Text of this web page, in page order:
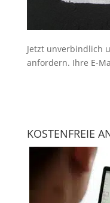
Jetzt unverbindlich
anfordern. Ihre E-
KOSTENFREIE